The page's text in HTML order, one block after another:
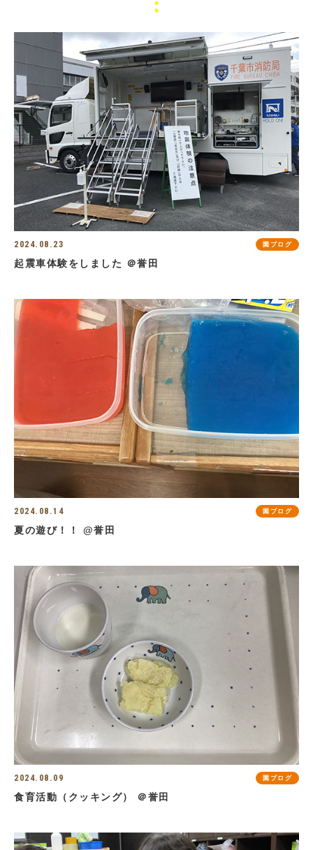
2024.08.23 園ブログ
起震車体験をしました ＠誉田
2024.08.14 園ブログ
夏の遊び！！ @誉田
2024.08.09 園ブログ
食育活動（クッキング） ＠誉田